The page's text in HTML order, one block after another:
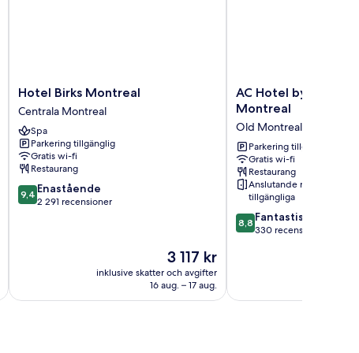
Hotel
Birks
Montreal
Centrala
Montreal
Hotel Birks Montreal
Centrala Montreal
Spa
Parkering tillgänglig
Gratis wi-fi
Restaurang
9.4
av
9,4 Enastående
2 291 recensioner
Priset
är
3 117 kr
3 117 kr
inklusive skatter och avgifter
16 aug. – 17 aug.
AC
Hotel
Marriott
Old
Montreal
Old
Montreal
AC Hotel by
Montreal
Old Montreal
Parkering tillgänglig
Gratis wi-fi
Restaurang
Anslutande rum
tillgängliga
8.8
av
8,8 Fantastiskt
330 recensioner